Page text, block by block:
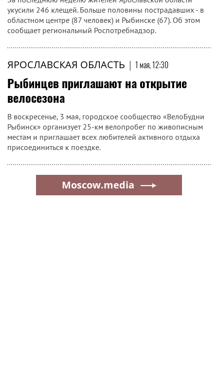
укусили 246 клещей. Больше половины пострадавших - в
областном центре (87 человек) и Рыбинске (67). Об этом
сообщает региональный Роспотребнадзор.
ЯРОСЛАВСКАЯ ОБЛАСТЬ | 1 мая, 12:30
Рыбинцев приглашают на открытие
велосезона
В воскресенье, 3 мая, городское сообщество «ВелоБудни
Рыбинск» организует 25-км велопробег по живописным
местам и приглашает всех любителей активного отдыха
присоединиться к поездке.
Moscow.media